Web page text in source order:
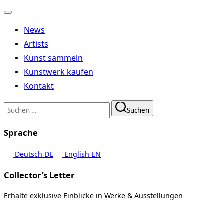
Navigation
umschalten
News
Artists
Kunst sammeln
Kunstwerk kaufen
Kontakt
Suchen
nach:
Suchen
Sprache
Deutsch DE English EN
Collector’s Letter
Erhalte exklusive Einblicke in Werke & Ausstellungen